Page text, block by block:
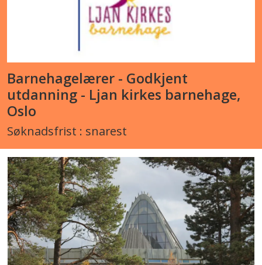
etter 10 år. Statistisk sentralbyrå.
https://www.ssb.no/utdanning/
av-3-barnehagelaerere-jobber-i-
barnehage-etter-10-ar
Sønsthagen, A. G. (2021). Leadership
and responsibility: a study of early
childcare institutions as inclusion arenas
for parents with refugee backgrounds
(Faculty of Humanities, Sports and
Educational Sciences, University of
South-Eastern Norway). Horten.
https://hdl.handle.net/11250/2838377
Barnehagelærer - Godkjent
utdanning - Ljan kirkes barnehage,
Oslo
Søknadsfrist : snarest